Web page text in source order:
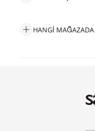
HANGI MAĞAZADA